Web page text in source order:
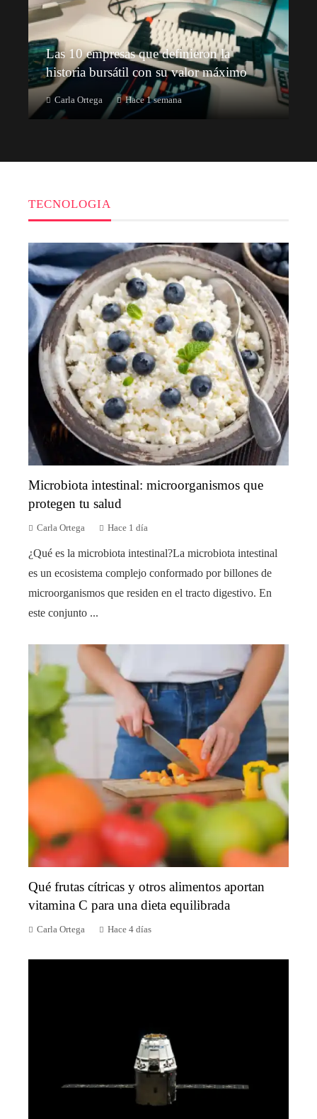
Las 10 empresas que definieron la
historia bursátil con su valor máximo
Carla Ortega Hace 1 semana
TECNOLOGIA
Microbiota intestinal: microorganismos que
protegen tu salud
Carla Ortega Hace 1 día
¿Qué es la microbiota intestinal?La microbiota intestinal
es un ecosistema complejo conformado por billones de
microorganismos que residen en el tracto digestivo. En
este conjunto ...
Qué frutas cítricas y otros alimentos aportan
vitamina C para una dieta equilibrada
Carla Ortega Hace 4 días